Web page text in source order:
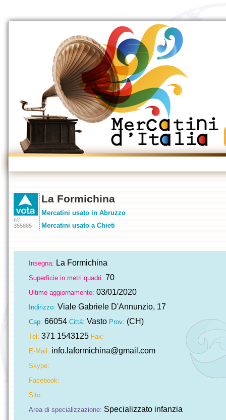
n?
355885
La Formichina
Mercatini usato in Abruzzo
Mercatini usato a Chieti
Insegna: La Formichina
Superficie in metri quadri: 70
Ultimo aggiornamento: 03/01/2020
Indirizzo: Viale Gabriele D'Annunzio, 17
Cap: 66054 Cittá: Vasto Prov: (CH)
Tel: 371 1543125 Fax:
E-Mail: info.laformichina@gmail.com
Skype:
Facebook:
Sito:
Area di specializzazione: Specializzato infanzia